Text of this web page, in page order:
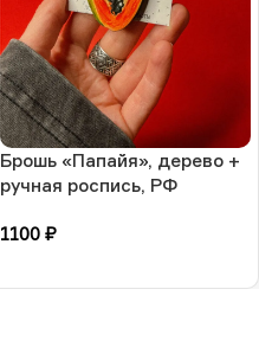
Брошь «Папайя», дерево +
ручная роспись, РФ
1100 ₽